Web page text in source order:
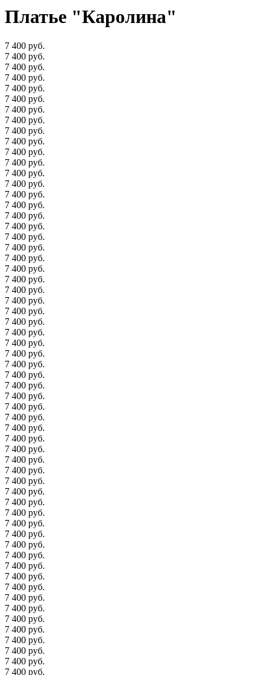
Платье "Каролина"
7 400 руб.
7 400 руб.
7 400 руб.
7 400 руб.
7 400 руб.
7 400 руб.
7 400 руб.
7 400 руб.
7 400 руб.
7 400 руб.
7 400 руб.
7 400 руб.
7 400 руб.
7 400 руб.
7 400 руб.
7 400 руб.
7 400 руб.
7 400 руб.
7 400 руб.
7 400 руб.
7 400 руб.
7 400 руб.
7 400 руб.
7 400 руб.
7 400 руб.
7 400 руб.
7 400 руб.
7 400 руб.
7 400 руб.
7 400 руб.
7 400 руб.
7 400 руб.
7 400 руб.
7 400 руб.
7 400 руб.
7 400 руб.
7 400 руб.
7 400 руб.
7 400 руб.
7 400 руб.
7 400 руб.
7 400 руб.
7 400 руб.
7 400 руб.
7 400 руб.
7 400 руб.
7 400 руб.
7 400 руб.
7 400 руб.
7 400 руб.
7 400 руб.
7 400 руб.
7 400 руб.
7 400 руб.
7 400 руб.
7 400 руб.
7 400 руб.
7 400 руб.
7 400 руб.
7 400 руб.